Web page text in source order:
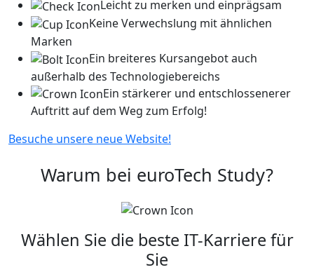
Leicht zu merken und einprägsam
Keine Verwechslung mit ähnlichen
Marken
Ein breiteres Kursangebot auch
außerhalb des Technologiebereichs
Ein stärkerer und entschlossenerer
Auftritt auf dem Weg zum Erfolg!
Besuche unsere neue Website!
Warum bei euroTech Study?
Wählen Sie die beste IT-Karriere für
Sie